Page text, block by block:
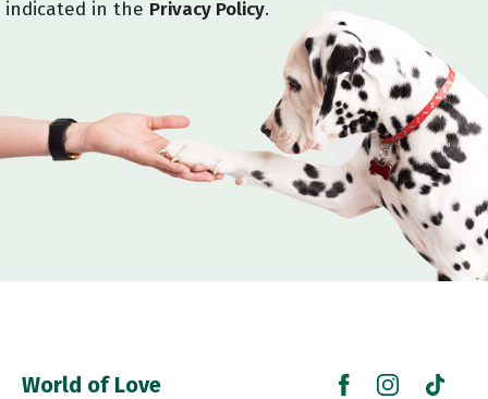
indicated in the Privacy Policy.
World of Love